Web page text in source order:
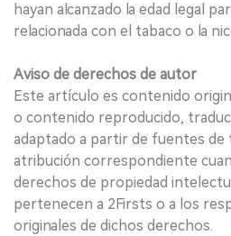
hayan alcanzado la edad legal
relacionada con el tabaco o la
Aviso de derechos de autor
Este artículo es contenido
o contenido reproducido,
adaptado a partir de fuentes de
atribución correspondiente
derechos de propiedad
pertenecen a 2Firsts o a los
originales de dichos derechos.